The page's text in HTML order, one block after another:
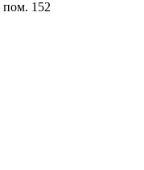
пом. 152